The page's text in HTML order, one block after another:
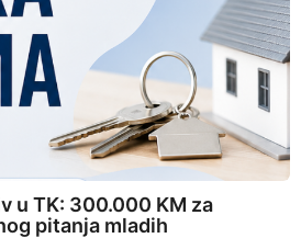
u TK: 300.000 KM za
pitanja mladih